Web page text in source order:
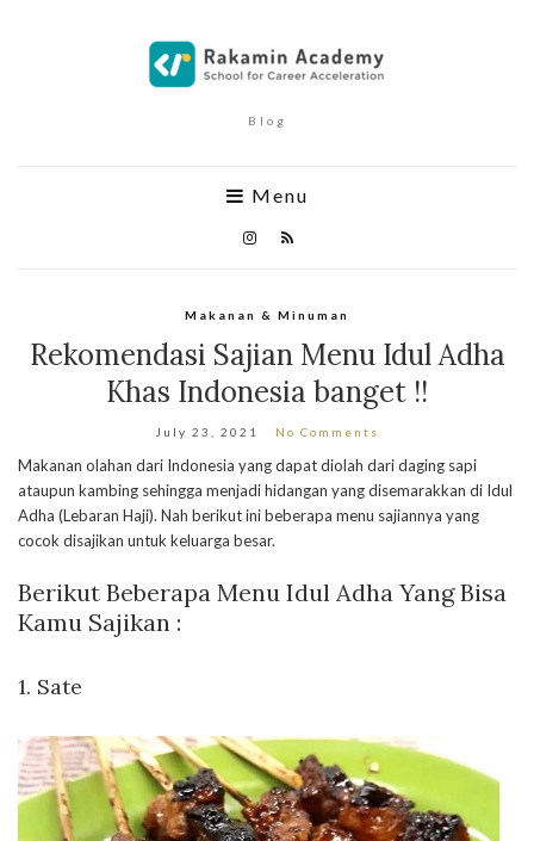
Blog
Menu
Makanan & Minuman
Rekomendasi Sajian Menu Idul Adha
Khas Indonesia banget !!
July 23, 2021 No Comments
Makanan olahan dari Indonesia yang dapat diolah dari daging sapi
ataupun kambing sehingga menjadi hidangan yang disemarakkan di Idul
Adha (Lebaran Haji). Nah berikut ini beberapa menu sajiannya yang
cocok disajikan untuk keluarga besar.
Berikut Beberapa Menu Idul Adha Yang Bisa
Kamu Sajikan :
1. Sate